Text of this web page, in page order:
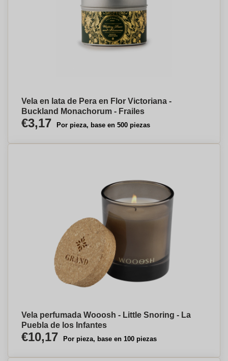
Vela en lata de Pera en Flor Victoriana -
Buckland Monachorum - Frailes
€3,17 Por pieza, base en 500 piezas
Vela perfumada Wooosh - Little Snoring - La
Puebla de los Infantes
€10,17 Por pieza, base en 100 piezas